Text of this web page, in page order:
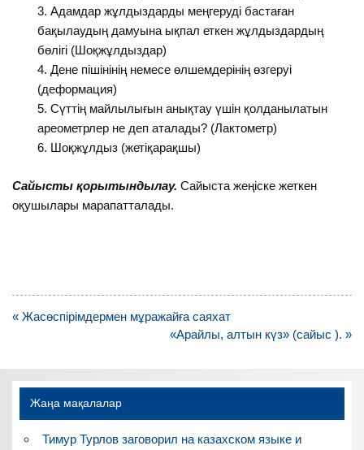
Адамдар жұлдыздарды меңгеруді бастаған
бақылаудың дамуына ықпал еткен жұлдыздардың
бөлігі (Шоқжұлдыздар)
Дене пішінінің немесе өлшемдерінің өзгеруі
(деформация)
Сүттің майлылығын анықтау үшін қолданылатын
ареометрлер не деп аталады? (Лактометр)
Шоқжұлдыз (жетіқарақшы)
Сайысты қорытындылау. Сайыста жеңіске жеткен
оқушылары марапатталады.
Навигация
« Жасөспірімдермен мұражайға саяхат
«Арайлы, алтын күз» (сайыс ). »
Жаңа мақалалар
Тимур Турлов заговорил на казахском языке и